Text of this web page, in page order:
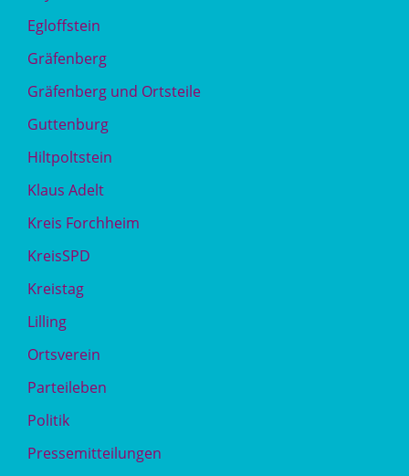
Egloffstein
Gräfenberg
Gräfenberg und Ortsteile
Guttenburg
Hiltpoltstein
Klaus Adelt
Kreis Forchheim
KreisSPD
Kreistag
Lilling
Ortsverein
Parteileben
Politik
Pressemitteilungen